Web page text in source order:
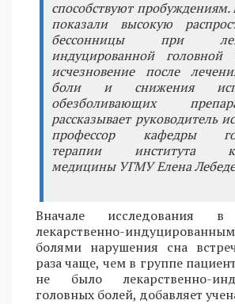
способствуют
показали высокую
бессонницы при
индуцированной
исчезновение после
боли и снижения
обезболивающих
рассказывает руководитель
профессор кафедры
терапии института
медицины УГМУ Елена
Вначале исследования
лекарственно-
болями нарушения сна
раза чаще, чем в группе
не было лекарственно-
головных болей, добавляет